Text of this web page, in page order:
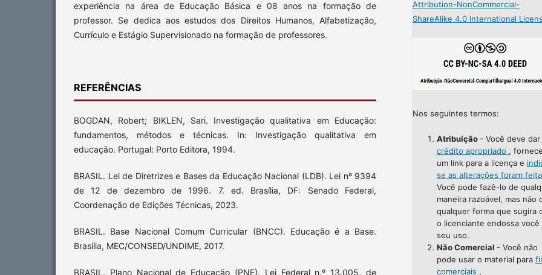
experiência na área de Educação Básica e 08 anos na formação de
professor. Se dedica aos estudos dos Direitos Humanos, Alfabetização,
Currículo e Estágio Supervisionado na formação de professores.
REFERÊNCIAS
BOGDAN, Robert; BIKLEN, Sari. Investigação qualitativa em Educação:
fundamentos, métodos e técnicas. In: Investigação qualitativa em
educação. Portugal: Porto Editora, 1994.
BRASIL. Lei de Diretrizes e Bases da Educação Nacional (LDB). Lei nº 9394
de 12 de dezembro de 1996. 7. ed. Brasília, DF: Senado Federal,
Coordenação de Edições Técnicas, 2023.
BRASIL. Base Nacional Comum Curricular (BNCC). Educação é a Base.
Brasília, MEC/CONSED/UNDIME, 2017.
BRASIL. Plano Nacional de Educação (PNE). Lei Federal n.º 13.005, de
Attribution-NonCommercial-
ShareAlike 4.0 International
Nos seguintes termos:
Atribuição - Você deve dar
crédito apropriado ,
um link para a licença e
se as alterações foram
Você pode fazê-lo de
maneira razoável, mas não
qualquer forma que sugira
o licenciante endossa você
seu uso.
Não Comercial - Você não
pode usar o material para
comerciais .